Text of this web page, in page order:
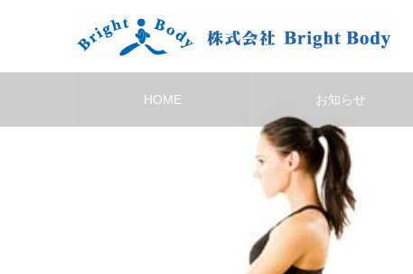
HOME お知らせ